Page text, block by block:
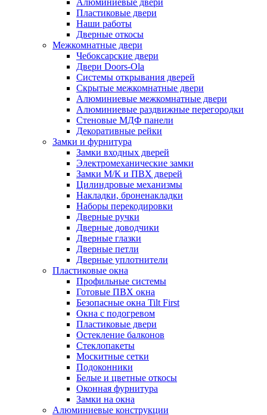
Алюминиевые двери
Пластиковые двери
Наши работы
Дверные откосы
Межкомнатные двери
Чебоксарские двери
Двери Doors-Ola
Системы открывания дверей
Скрытые межкомнатные двери
Алюминиевые межкомнатные двери
Алюминиевые раздвижные перегородки
Стеновые МДФ панели
Декоративные рейки
Замки и фурнитура
Замки входных дверей
Электромеханические замки
Замки М/К и ПВХ дверей
Цилиндровые механизмы
Накладки, броненакладки
Наборы перекодировки
Дверные ручки
Дверные доводчики
Дверные глазки
Дверные петли
Дверные уплотнители
Пластиковые окна
Профильные системы
Готовые ПВХ окна
Безопасные окна Tilt First
Окна с подогревом
Пластиковые двери
Остекление балконов
Стеклопакеты
Москитные сетки
Подоконники
Белые и цветные откосы
Оконная фурнитура
Замки на окна
Алюминиевые конструкции